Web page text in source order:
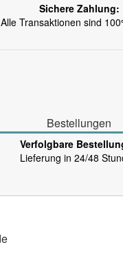
Sichere Zahlung:
Alle Transaktionen sind
Bestellungen
Verfolgbare
Lieferung in 24/48